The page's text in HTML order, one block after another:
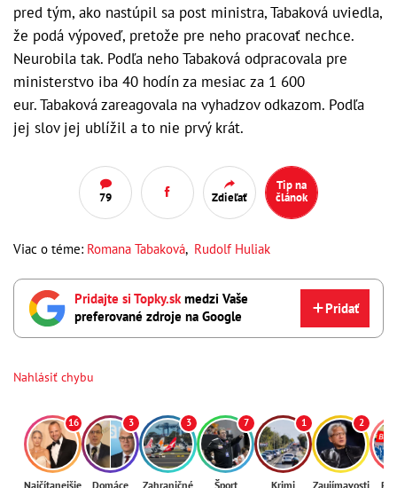
pred tým, ako nastúpil sa post ministra, Tabaková uviedla,
že podá výpoveď, pretože pre neho pracovať nechce.
Neurobila tak. Podľa neho Tabaková odpracovala pre
ministerstvo iba 40 hodín za mesiac za 1 600
eur.Tabaková zareagovala na vyhadzov odkazom. Podľa
jej slov jej ublížil a to nie prvý krát.
79 Zdieľať
Tip na
článok
Viac o téme: Romana Tabaková, Rudolf Huliak
Pridajte si Topky.skmedzi Vaše
preferované zdroje na Google
Pridať
Nahlásiť chybu
16
Najčítanejšie
3
Domáce
3
Zahraničné
7
Šport
1
Krimi
2
Zaujímavosti